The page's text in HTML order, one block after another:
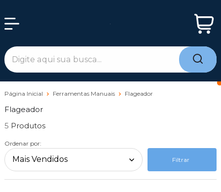
Página Inicial Ferramentas Manuais Flageador
Flageador
5
Ordenar por:
Filtrar